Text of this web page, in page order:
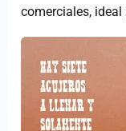
comerciales, ideal